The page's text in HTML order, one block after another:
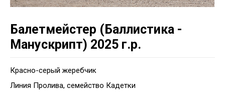
Балетмейстер (Баллистика -
Манускрипт) 2025 г.р.
Красно-серый жеребчик
Линия Пролива, семейство Кадетки